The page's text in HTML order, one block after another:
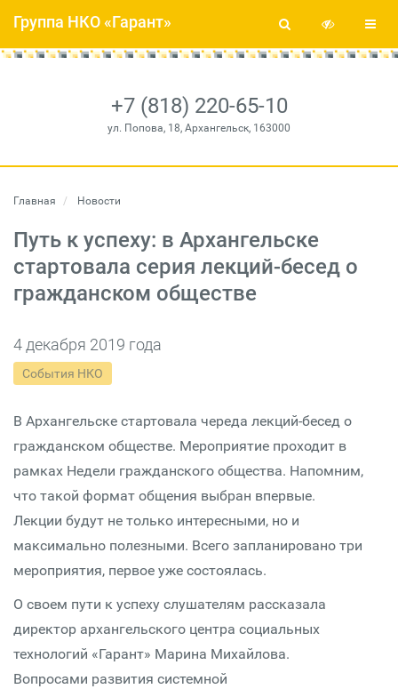
+7 (818) 220-65-10
ул. Попова, 18, Архангельск, 163000
Группа НКО «Гарант»
Главная Новости
Путь к успеху: в Архангельске
стартовала серия лекций-бесед о
гражданском обществе
4 декабря 2019 года
События НКО
В Архангельске стартовала череда лекций-бесед о
гражданском обществе. Мероприятие проходит в
рамках Недели гражданского общества. Напомним,
что такой формат общения выбран впервые.
Лекции будут не только интересными, но и
максимально полезными. Всего запланировано три
мероприятия, первое уже состоялась.
О своем пути к успеху слушателям рассказала
директор архангельского центра социальных
технологий «Гарант» Марина Михайлова.
Вопросами развития системной